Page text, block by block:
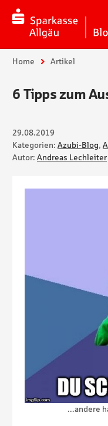
Sie sind hier:
Home Artikel
6 Tipps zum
29.08.2019
Kategorien: Azubi-Blog,
Autor: Andreas Lechleiter
...andere